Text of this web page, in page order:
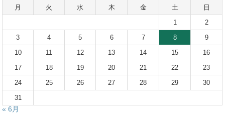
月 火 水 木 金 土
日
1
2
3
4 5 6 7 8
9
10
11 12 13 14 15
16
17
18 19 20 21 22
23
24
25 26 27 28 29
30
31
« 6月